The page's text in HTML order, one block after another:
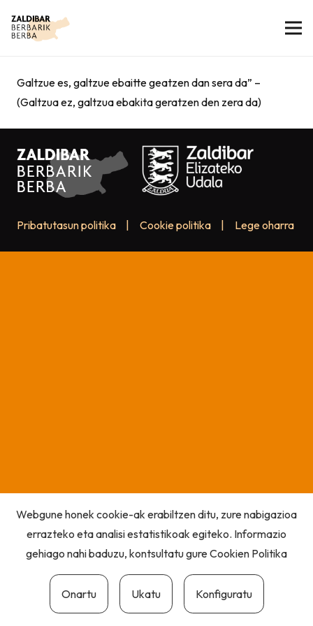
Galtzue es, galtzue ebaitte geatzen dan sera da” –
(Galtzua ez, galtzua ebakita geratzen den zera da)
Pribatutasun politika Cookie politika Lege oharra
Webgune honek cookie-ak erabiltzen ditu, zure nabigazioa
errazteko eta analisi estatistikoak egiteko. Informazio
gehiago nahi baduzu, kontsultatu gureCookien Politika
Onartu Ukatu Konfiguratu